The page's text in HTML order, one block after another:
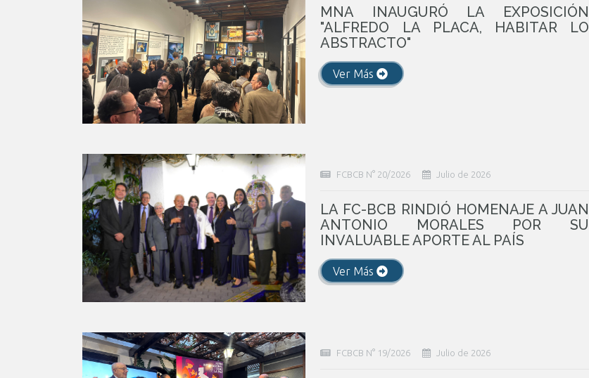
MNA INAUGURÓ LA EXPOSICIÓN
"ALFREDO LA PLACA, HABITAR LO
ABSTRACTO"
Ver Más
FCBCB N° 20/2026 Julio de 2026
LA FC-BCB RINDIÓ HOMENAJE A JUAN
ANTONIO MORALES POR SU
INVALUABLE APORTE AL PAÍS
Ver Más
FCBCB N° 19/2026 Julio de 2026